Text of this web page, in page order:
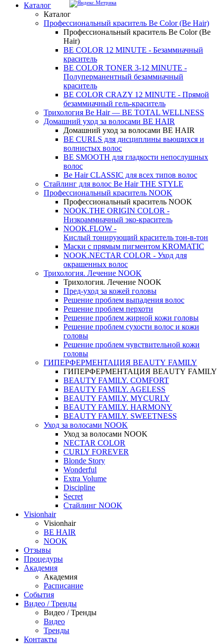
Каталог
Каталог
Профессиональный краситель Be Color (Be Hair)
Профессиональный краситель Be Color (Be
Hair)
BE COLOR 12 MINUTE - Безаммиачный
краситель
BE COLOR TONER 3-12 MINUTE -
Полуперманентный безаммиачный
краситель
BE COLOR CRAZY 12 MINUTE - Прямой
безаммиачный гель-краситель
Трихология Be Hair — BE TOTAL WELLNESS
Домашний уход за волосами BE HAIR
Домашний уход за волосами BE HAIR
BE CURLS для дисциплины вьющихся и
волнистых волос
BE SMOOTH для гладкости непослушных
волос
Be Hair CLASSIC для всех типов волос
Стайлинг для волос Be Hair THE STYLE
Профессиональный краситель NOOK
Профессиональный краситель NOOK
NOOK.THE ORIGIN COLOR -
Низкоаммиачный эко-краситель
NOOK.FLOW -
Кислый тонирующий краситель тон-в-тон
Маски с прямым пигментом KROMATIC
NOOK.NECTAR COLOR - Уход для
окрашенных волос
Трихология. Лечение NOOK
Трихология. Лечение NOOK
Пред-уход за кожей головы
Решение проблем выпадения волос
Решение проблем перхоти
Решение проблем жирной кожи головы
Решение проблем сухости волос и кожи
головы
Решение проблем чувствительной кожи
головы
ГИПЕРФЕРМЕНТАЦИЯ BEAUTY FAMILY
ГИПЕРФЕРМЕНТАЦИЯ BEAUTY FAMILY
BEAUTY FAMILY. COMFORT
BEAUTY FAMILY. AGELESS
BEAUTY FAMILY. MYCURLY
BEAUTY FAMILY. HARMONY
BEAUTY FAMILY. SWEETNESS
Уход за волосами NOOK
Уход за волосами NOOK
NECTAR COLOR
CURLY FOREVER
Blonde Story
Wonderful
Extra Volume
Discipline
Secret
Стайлинг NOOK
Visionhair
Visionhair
BE HAIR
NOOK
Отзывы
Процедуры
Академия
Академия
Расписание
События
Видео / Тренды
Видео / Тренды
Видео
Тренды
Контакты